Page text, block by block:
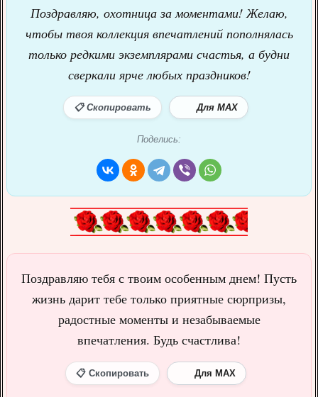
Поздравляю, охотница за моментами! Желаю,
чтобы твоя коллекция впечатлений пополнялась
только редкими экземплярами счастья, а будни
сверкали ярче любых праздников!
📋 Скопировать Для MAX
Поделись:
Поздравляю тебя с твоим особенным днем! Пусть
жизнь дарит тебе только приятные сюрпризы,
радостные моменты и незабываемые
впечатления. Будь счастлива!
📋 Скопировать Для MAX